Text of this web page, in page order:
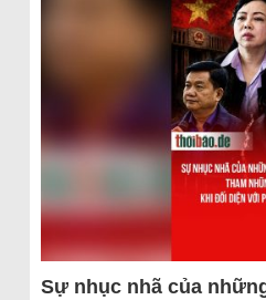
Sự nhục nhã của